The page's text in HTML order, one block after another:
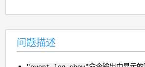
问题描述